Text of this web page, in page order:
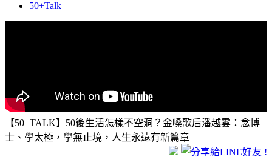
50+Talk
【50+TALK】50後生活怎樣不空洞？金嗓歌后潘越雲：念博
士、學太極，學無止境，人生永遠有新篇章